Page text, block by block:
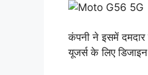
कंपनी ने इसमें
यूजर्स के लिए